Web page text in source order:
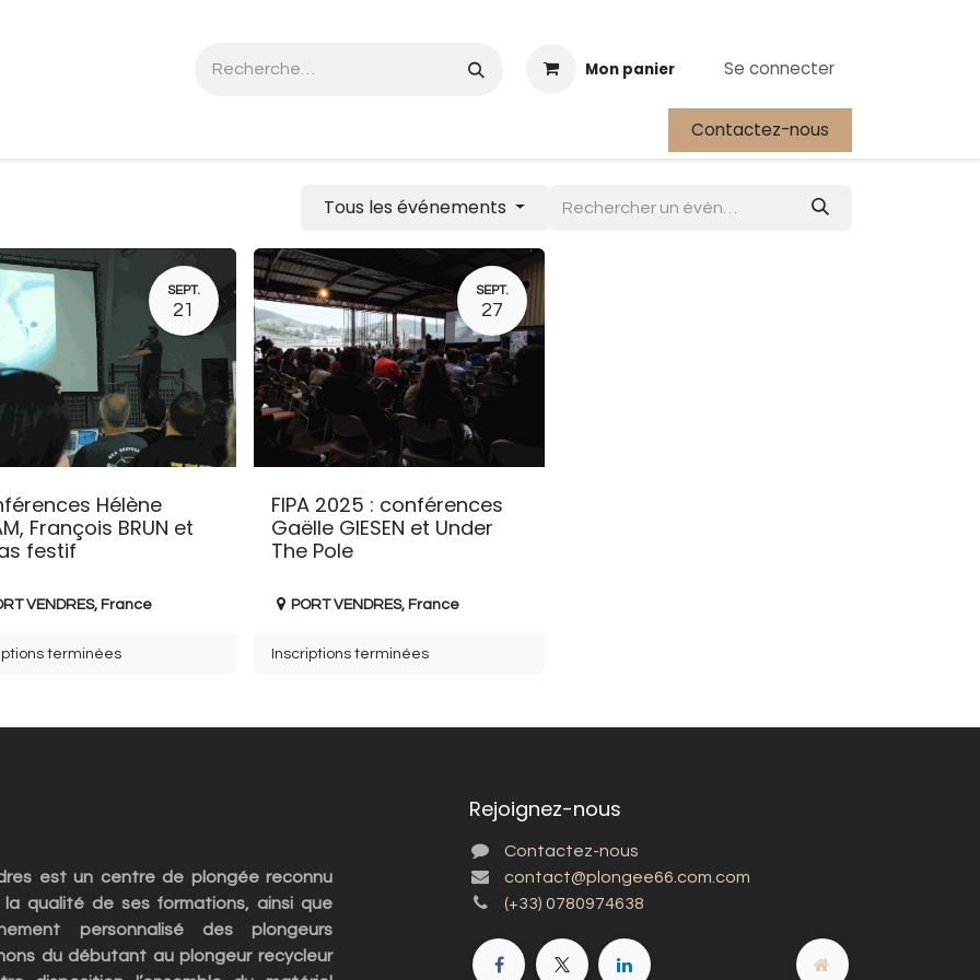
Mon panier Se connecter
Festival International de la Plongée Autonome
Contactez-nous
Tous les événements
SEPT.
21
Hélène
François BRUN et
festif
VENDRES, France
terminées
SEPT.
27
FIPA 2025 : conférences
Gaëlle GIESEN et Under
The Pole
PORT VENDRES, France
Inscriptions terminées
est un centre de plongée reconnu
la qualité de ses formations, ainsi que
personnalisé des plongeurs
du débutant au plongeur recycleur
Rejoignez-nous
Contactez-nous
contact@plongee66.com.com
(+33) 0780974638